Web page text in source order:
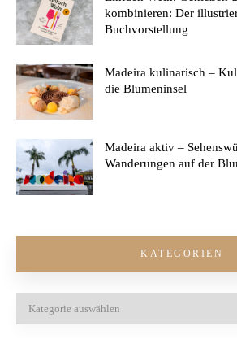
kombinieren: Der
Buchvorstellung
Madeira kulinarisch –
die Blumeninsel
Madeira aktiv –
Wanderungen auf der
KATEGORIEN